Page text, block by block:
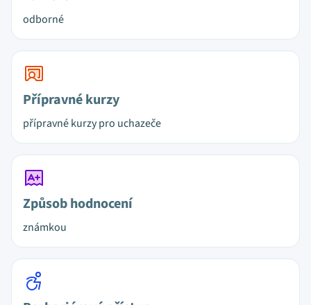
odborné
Přípravné kurzy
přípravné kurzy pro uchazeče
Způsob hodnocení
známkou